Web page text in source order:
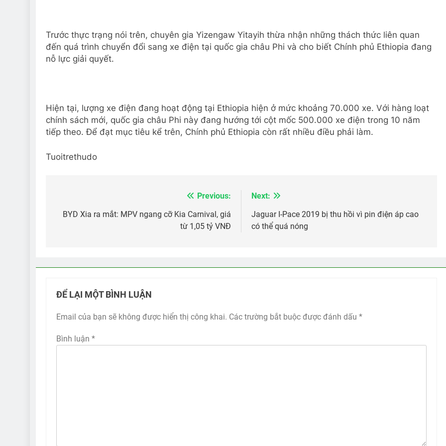
Trước thực trạng nói trên, chuyên gia Yizengaw Yitayih thừa nhận những thách thức liên quan
đến quá trình chuyển đổi sang xe điện tại quốc gia châu Phi và cho biết Chính phủ Ethiopia đang
nỗ lực giải quyết.
Hiện tại, lượng xe điện đang hoạt động tại Ethiopia hiện ở mức khoảng 70.000 xe. Với hàng loạt
chính sách mới, quốc gia châu Phi này đang hướng tới cột mốc 500.000 xe điện trong 10 năm
tiếp theo. Để đạt mục tiêu kể trên, Chính phủ Ethiopia còn rất nhiều điều phải làm.
Tuoitrethudo
hướng
Previous:
BYD Xia ra mắt: MPV ngang cỡ Kia Carnival, giá
từ 1,05 tỷ VNĐ
Next:
Jaguar I-Pace 2019 bị thu hồi vì pin điện áp cao
có thể quá nóng
ĐỂ LẠI MỘT BÌNH LUẬN
Email của bạn sẽ không được hiển thị công khai. Các trường bắt buộc được đánh dấu *
Bình luận *